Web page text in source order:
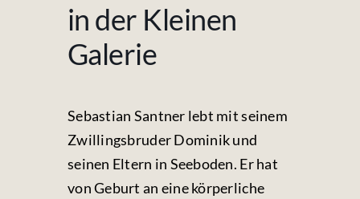
in der Kleinen
Galerie
Sebastian Santner lebt mit seinem
Zwillingsbruder Dominik und
seinen Eltern in Seeboden. Er hat
von Geburt an eine körperliche